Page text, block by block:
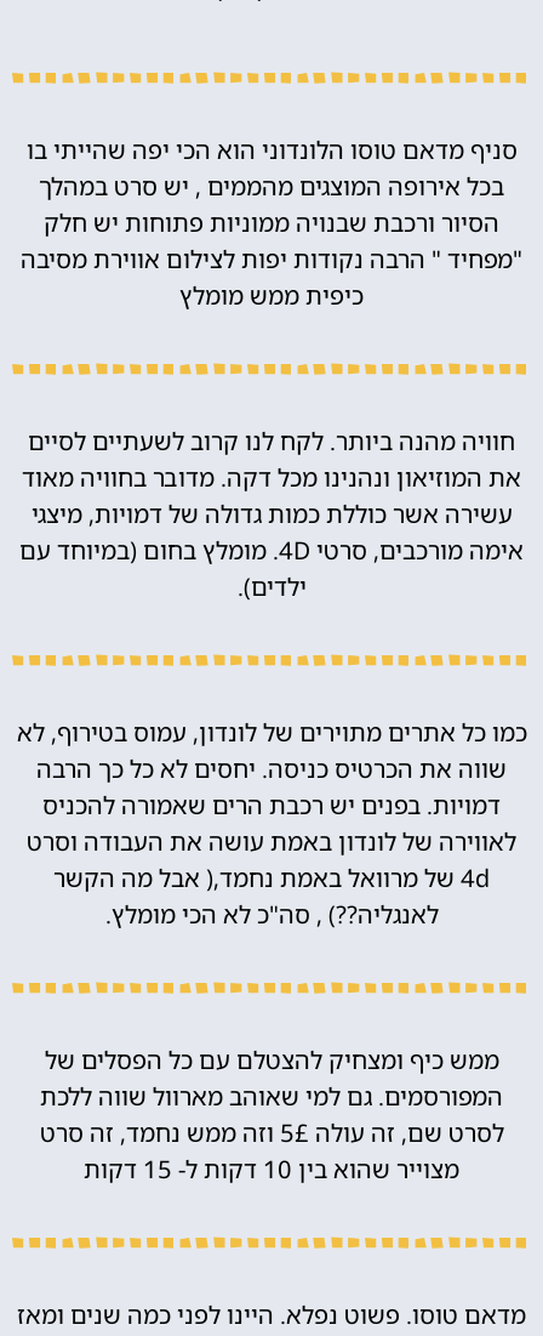
סניף מדאם טוסו הלונדוני הוא הכי יפה שהייתי בו
בכל אירופה המוצגים מהממים , יש סרט במהלך
הסיור ורכבת שבנויה ממוניות פתוחות יש חלק
"מפחיד " הרבה נקודות יפות לצילום אווירת מסיבה
כיפית ממש מומלץ
חוויה מהנה ביותר. לקח לנו קרוב לשעתיים לסיים
את המוזיאון ונהנינו מכל דקה. מדובר בחוויה מאוד
עשירה אשר כוללת כמות גדולה של דמויות, מיצגי
אימה מורכבים, סרטי 4D. מומלץ בחום (במיוחד עם
ילדים).
כמו כל אתרים מתוירים של לונדון, עמוס בטירוף, לא
שווה את הכרטיס כניסה. יחסים לא כל כך הרבה
דמויות. בפנים יש רכבת הרים שאמורה להכניס
לאווירה של לונדון באמת עושה את העבודה וסרט
4d של מרוואל באמת נחמד,( אבל מה הקשר
לאנגליה??) , סה"כ לא הכי מומלץ.
ממש כיף ומצחיק להצטלם עם כל הפסלים של
המפורסמים. גם למי שאוהב מארוול שווה ללכת
לסרט שם, זה עולה 5£ וזה ממש נחמד, זה סרט
מצוייר שהוא בין 10 דקות ל- 15 דקות
מדאם טוסו. פשוט נפלא. היינו לפני כמה שנים ומאז